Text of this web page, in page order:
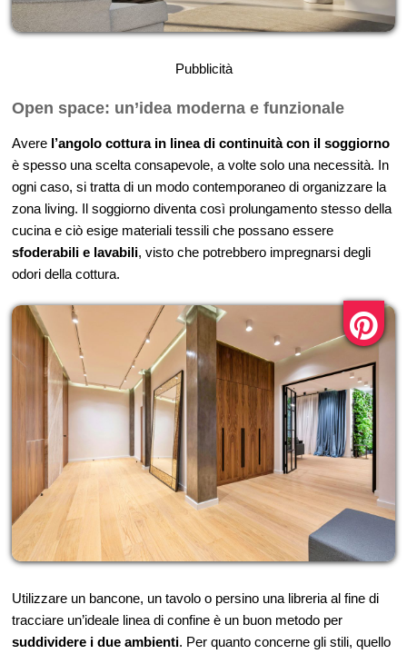
Pubblicità
Open space: un’idea moderna e funzionale
Avere l’angolo cottura in linea di continuità con il soggiorno
è spesso una scelta consapevole, a volte solo una necessità. In
ogni caso, si tratta di un modo contemporaneo di organizzare la
zona living. Il soggiorno diventa così prolungamento stesso della
cucina e ciò esige materiali tessili che possano essere
sfoderabili e lavabili, visto che potrebbero impregnarsi degli
odori della cottura.
Utilizzare un bancone, un tavolo o persino una libreria al fine di
tracciare un’ideale linea di confine è un buon metodo per
suddividere i due ambienti. Per quanto concerne gli stili, quello